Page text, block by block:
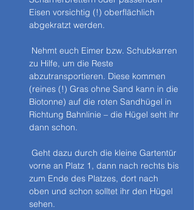
Eisen vorsichtig (!) oberflächlich
abgekratzt werden.
zu Hilfe, um die Reste
abzutransportieren. Diese kommen
(reines (!) Gras ohne Sand kann in die
Biotonne) auf die roten Sandhügel in
Richtung Bahnlinie – die Hügel seht ihr
dann schon.
vorne an Platz 1, dann nach rechts bis
zum Ende des Platzes, dort nach
oben und schon solltet ihr den Hügel
sehen.